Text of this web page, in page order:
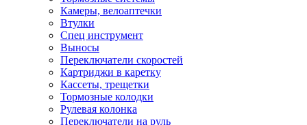
Камеры, велоаптечки
Втулки
Спец инструмент
Выносы
Переключатели скоростей
Картриджи в каретку
Кассеты, трещетки
Тормозные колодки
Рулевая колонка
Переключатели на руль